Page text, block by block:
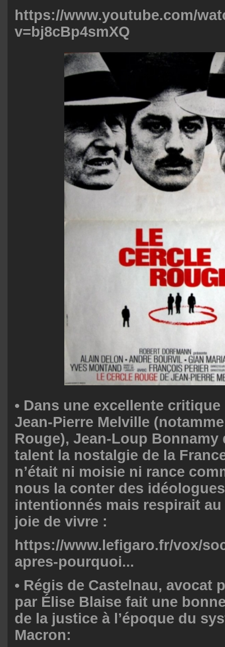
https://www.youtube.com/
v=bj8cBp4smXQ
• Dans une excellente
Jean-Pierre Melville
Rouge), Jean-Loup Bonnamy
talent la nostalgie de la
n’était ni moisie ni rance
nous la conter des
intentionnés mais respirait
joie de vivre :
https://www.lefigaro.fr/vox/
apres-pourquoi...
• Régis de Castelnau, avocat
par Élise Blaise fait une
de la justice à l’époque du
Macron: